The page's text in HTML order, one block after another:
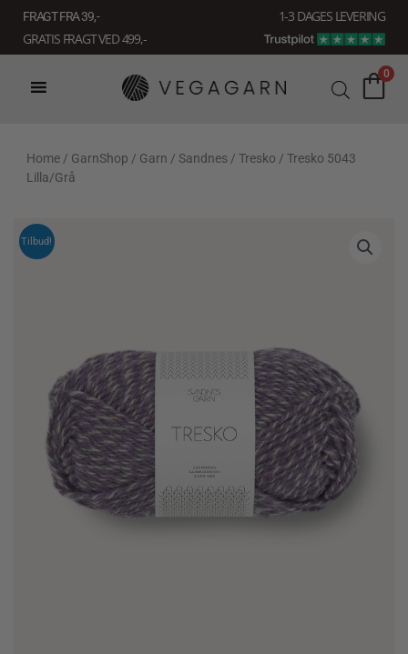
indholdet
FRAGT FRA 39, -
1-3 DAGES LEVERING
GRATIS FRAGT VED 499,-
0
Home / GarnShop / Garn / Sandnes / Tresko / Tresko 5043
Lilla/Grå
Tilbud!